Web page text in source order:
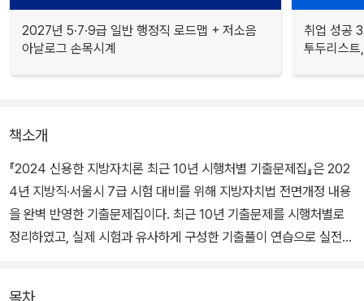
2027년 5·7·9급 일반 행정직 로드맵 + 저소음
아날로그 손목시계
취업 성공
투두리스
책소개
『2024 신용한 지방자치론 최근 10년 시행처별 기출문제집』은 202
4년 지방직·서울시 7급 시험 대비를 위해 지방자치법 전면개정 내용
을 완벽 반영한 기출문제집이다. 최근 10년 기출문제를 시행처별로
정리하였고, 실제 시험과 유사하게 구성한 기출풀이 연습으로 실전